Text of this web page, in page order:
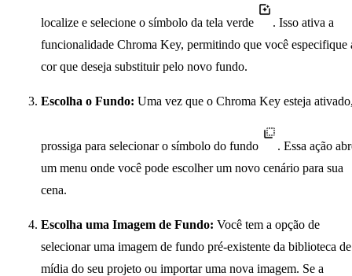
localize e selecione o símbolo da tela verde
. Isso ativa a
funcionalidade Chroma Key, permitindo que você especifique
cor que deseja substituir pelo novo fundo.
Escolha o Fundo: Uma vez que o Chroma Key esteja
prossiga para selecionar o símbolo do fundo
. Essa ação
um menu onde você pode escolher um novo cenário para sua
cena.
Escolha uma Imagem de Fundo: Você tem a opção de
selecionar uma imagem de fundo pré-existente da biblioteca de
mídia do seu projeto ou importar uma nova imagem. Se a